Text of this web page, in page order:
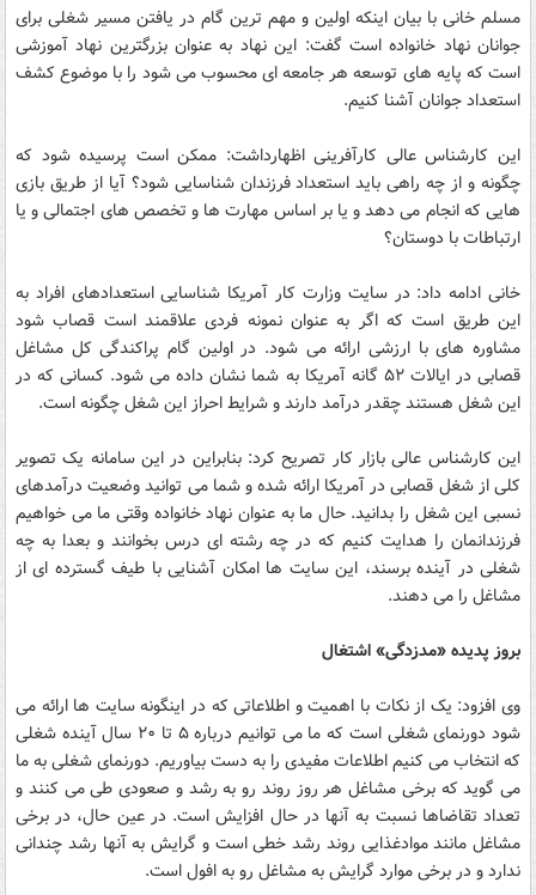
مسلم خانی با بیان اینکه اولین و مهم ترین گام در یافتن مسیر شغلی برای
جوانان نهاد خانواده است گفت: این نهاد به عنوان بزرگترین نهاد آموزشی
است که پایه های توسعه هر جامعه ای محسوب می شود را با موضوع کشف
استعداد جوانان آشنا کنیم.
این کارشناس عالی کارآفرینی اظهارداشت: ممکن است پرسیده شود که
چگونه و از چه راهی باید استعداد فرزندان شناسایی شود؟ آیا از طریق بازی
هایی که انجام می دهد و یا بر اساس مهارت ها و تخصص های اجتمالی و یا
ارتباطات با دوستان؟
خانی ادامه داد: در سایت وزارت کار آمریکا شناسایی استعدادهای افراد به
این طریق است که اگر به عنوان نمونه فردی علاقمند است قصاب شود
مشاوره های با ارزشی ارائه می شود. در اولین گام پراکندگی کل مشاغل
قصابی در ایالات ۵۲ گانه آمریکا به شما نشان داده می شود. کسانی که در
این شغل هستند چقدر درآمد دارند و شرایط احراز این شغل چگونه است.
این کارشناس عالی بازار کار تصریح کرد: بنابراین در این سامانه یک تصویر
کلی از شغل قصابی در آمریکا ارائه شده و شما می توانید وضعیت درآمدهای
نسبی این شغل را بدانید. حال ما به عنوان نهاد خانواده وقتی ما می خواهیم
فرزندانمان را هدایت کنیم که در چه رشته ای درس بخوانند و بعدا به چه
شغلی در آینده برسند، این سایت ها امکان آشنایی با طیف گسترده ای از
مشاغل را می دهند.
بروز پدیده «مدزدگی» اشتغال
وی افزود: یک از نکات با اهمیت و اطلاعاتی که در اینگونه سایت ها ارائه می
شود دورنمای شغلی است که ما می توانیم درباره ۵ تا ۲۰ سال آینده شغلی
که انتخاب می کنیم اطلاعات مفیدی را به دست بیاوریم. دورنمای شغلی به ما
می گوید که برخی مشاغل هر روز روند رو به رشد و صعودی طی می کنند و
تعداد تقاضاها نسبت به آنها در حال افزایش است. در عین حال، در برخی
مشاغل مانند موادغذایی روند رشد خطی است و گرایش به آنها رشد چندانی
ندارد و در برخی موارد گرایش به مشاغل رو به افول است.